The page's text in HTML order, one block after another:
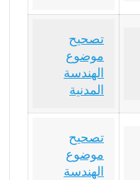
تصحيح
موضوع
الهندسة
المدنية
تصحيح
موضوع
الهندسة